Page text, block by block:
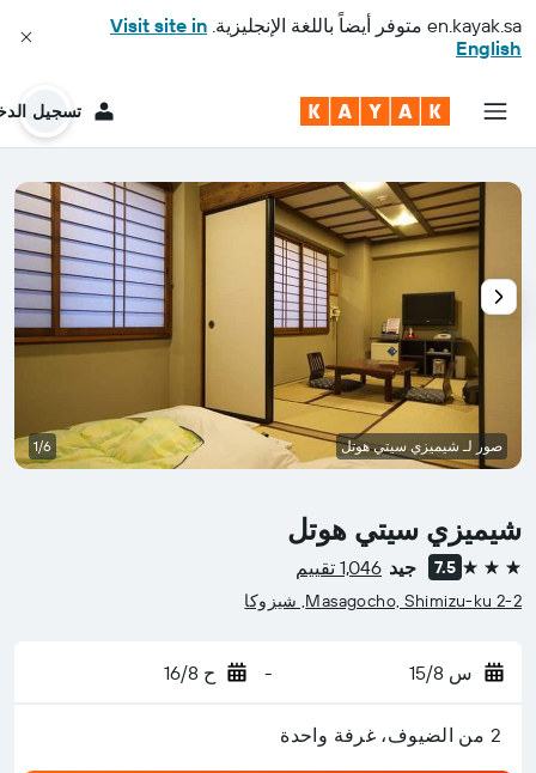
en.kayak.sa متوفر أيضاً باللغة الإنجليزية. Visit site in
English
تسجيل
شيميزي سيتي هوتل
3 نجوم 7.5 جيد 1,046 تقييم
2-2 Masagocho, Shimizu-ku, شيزوكا
س 15/8 - ح 16/8
2 من الضيوف، غرفة واحدة
صور لـ شيميزي سيتي هوتل 1/6